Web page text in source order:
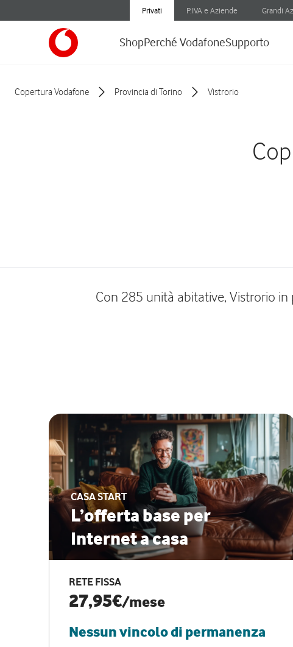
Privati P.IVA e Aziende Grandi
ShopPerché VodafoneSupporto
Copertura Vodafone Provincia di Torino Vistrorio
Con 285 unità abitative, Vistrorio
CASA START
L’offerta base per
Internet a casa
RETE FISSA
27,95€/mese
Nessun vincolo di permanenza